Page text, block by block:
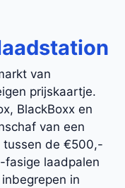
van
prijskaartje.
BlackBoxx en
van een
tussen de €500,-
fasige laadpalen
in